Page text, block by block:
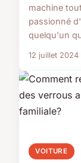
machine
passionné
quelqu'un
12 juillet 2024
VOITURE